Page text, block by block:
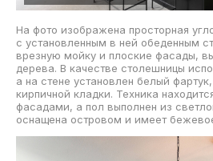
На фото изображена просторная
с установленным в ней обеденным
врезную мойку и плоские фасады,
дерева. В качестве столешницы
а на стене установлен белый
кирпичной кладки. Техника
фасадами, а пол выполнен из
оснащена островом и имеет